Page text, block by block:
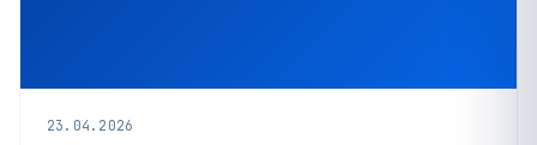
23.04.2026